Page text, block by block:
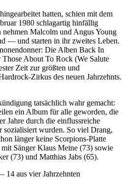
hatten, schien mit dem
1980 schlagartig hinfällig
nehmen Malcolm und Angus Young
— und starten in ihr zweites Leben.
Die Alben Back In
About To Rock (We Salute
Zeit zur größten und
Zirkus des neuen Jahrzehnts.
tatsächlich wahr gemacht:
ein Album für alle geworden, die
Jahre durch die einflussreiche
sozialisiert wurden. So viel Drang,
länger keine Scorpions-Platte
Sänger Klaus Meine (73) sowie
(73) und Matthias Jabs (65).
14 aus vier Jahrzehnten